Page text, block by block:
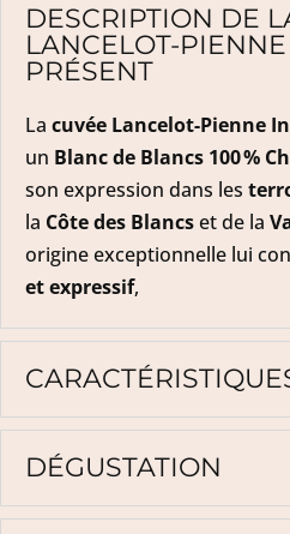
DESCRIPTION DE
LANCELOT-
PRÉSENT
La cuvée Lancelot-Pienne
un Blanc de Blancs 100 %
son expression dans les
la Côte des Blancset de la
origine exceptionnelle lui
et expressif,
DÉGUSTATION